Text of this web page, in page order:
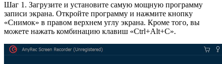
Шаг 1. Загрузите и установите самую мощную программу
записи экрана. Откройте программу и нажмите кнопку
«Снимок» в правом верхнем углу экрана. Кроме того, вы
можете нажать комбинацию клавиш «Ctrl+Alt+C».